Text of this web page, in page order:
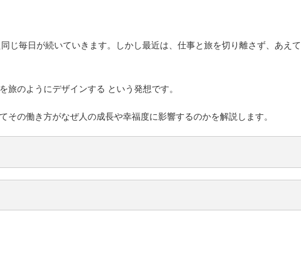
じ毎日が続いていきます。しかし最近は、仕事と旅を切り離さず、あえ
旅のようにデザインする という発想です。
の働き方がなぜ人の成長や幸福度に影響するのかを解説します。